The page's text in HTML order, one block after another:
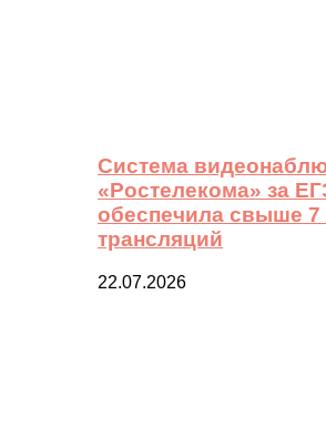
Система
«Ростелекома» за
обеспечила свыше 7
трансляций
22.07.2026